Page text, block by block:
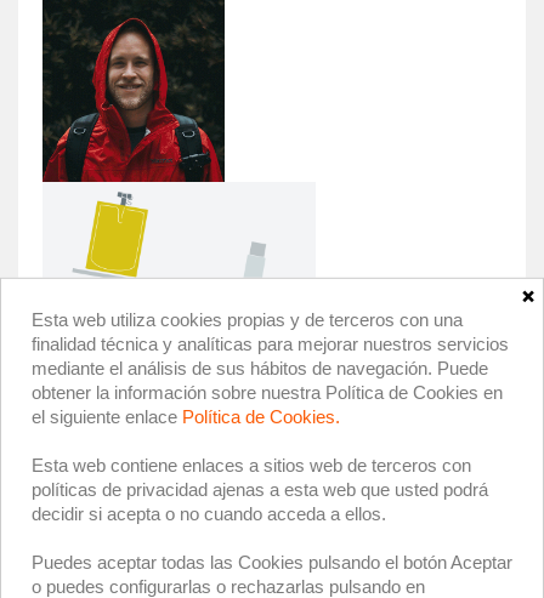
×
Esta web utiliza cookies propias y de terceros con una
finalidad técnica y analíticas para mejorar nuestros servicios
mediante el análisis de sus hábitos de navegación. Puede
obtener la información sobre nuestra Política de Cookies en
el siguiente enlace Política de Cookies.
Esta web contiene enlaces a sitios web de terceros con
políticas de privacidad ajenas a esta web que usted podrá
decidir si acepta o no cuando acceda a ellos.
Puedes aceptar todas las Cookies pulsando el botón Aceptar
o puedes configurarlas o rechazarlas pulsando en